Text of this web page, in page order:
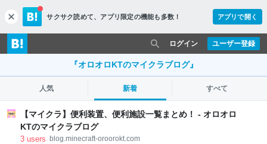
c
l
o
s
サクサク読めて、 アプリ限定の機能も多数！ アプリで開く
ユーザー登録
ログイン
『オロオロKTのマイクラブログ』
人気 新着 すべて
【マイクラ】便利装置、便利施設一覧まとめ！ - オロオロ
KTのマイクラブログ
3 users blog.minecraft-oroorokt.com